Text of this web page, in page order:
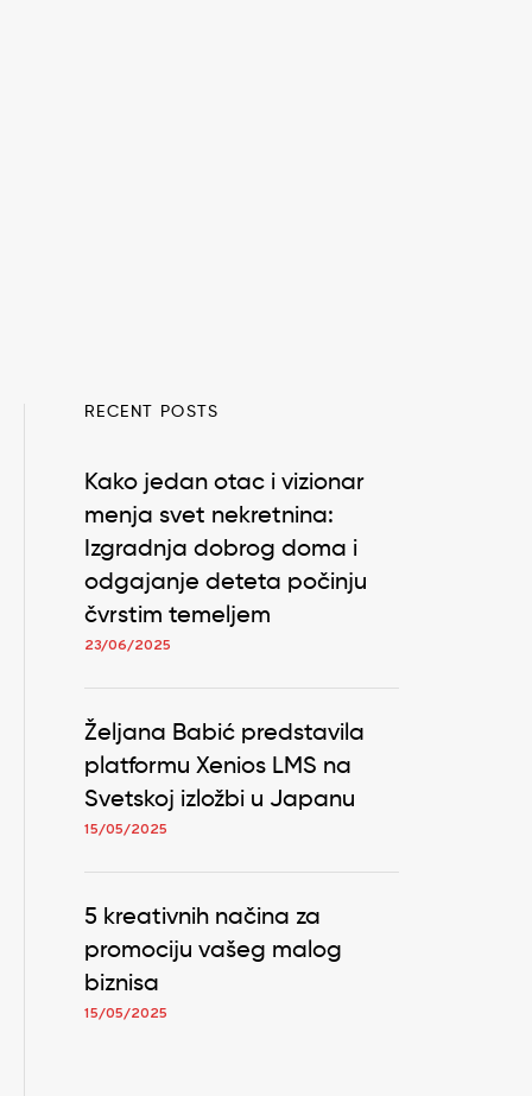
RECENT POSTS
Kako jedan otac i vizionar
menja svet nekretnina:
Izgradnja dobrog doma i
odgajanje deteta počinju
čvrstim temeljem
23/06/2025
Željana Babić predstavila
platformu Xenios LMS na
Svetskoj izložbi u Japanu
15/05/2025
5 kreativnih načina za
promociju vašeg malog
biznisa
15/05/2025